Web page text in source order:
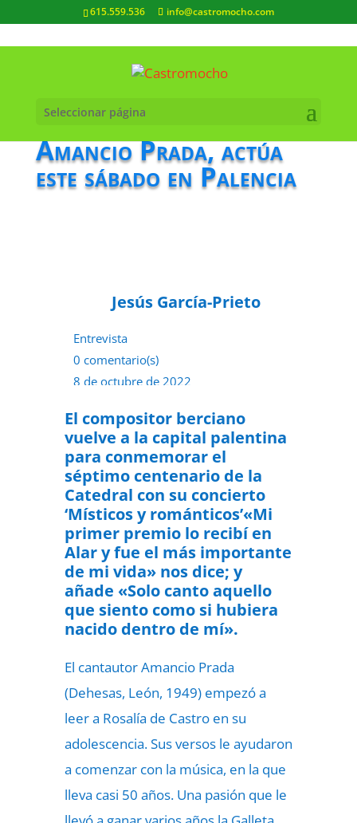
615.559.536 info@castromocho.com
Seleccionar página
Amancio Prada, actúa
este sábado en Palencia
Jesús García-Prieto
Entrevista
0 comentario(s)
8 de octubre de 2022
El compositor berciano
vuelve a la capital palentina
para conmemorar el
séptimo centenario de la
Catedral con su concierto
‘Místicos y románticos’«Mi
primer premio lo recibí en
Alar y fue el más importante
de mi vida» nos dice; y
añade «Solo canto aquello
que siento como si hubiera
nacido dentro de mí».
El cantautor Amancio Prada
(Dehesas, León, 1949) empezó a
leer a Rosalía de Castro en su
adolescencia. Sus versos le ayudaron
a comenzar con la música, en la que
lleva casi 50 años. Una pasión que le